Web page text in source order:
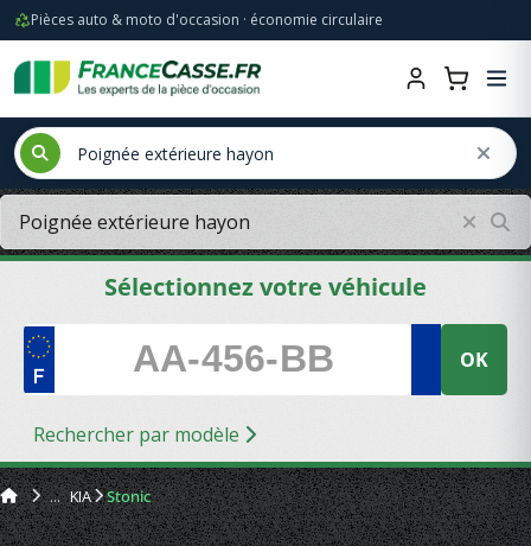
Pièces auto & moto d'occasion · économie circulaire
Sélectionnez votre véhicule
OK
Rechercher par modèle
KIA Stonic